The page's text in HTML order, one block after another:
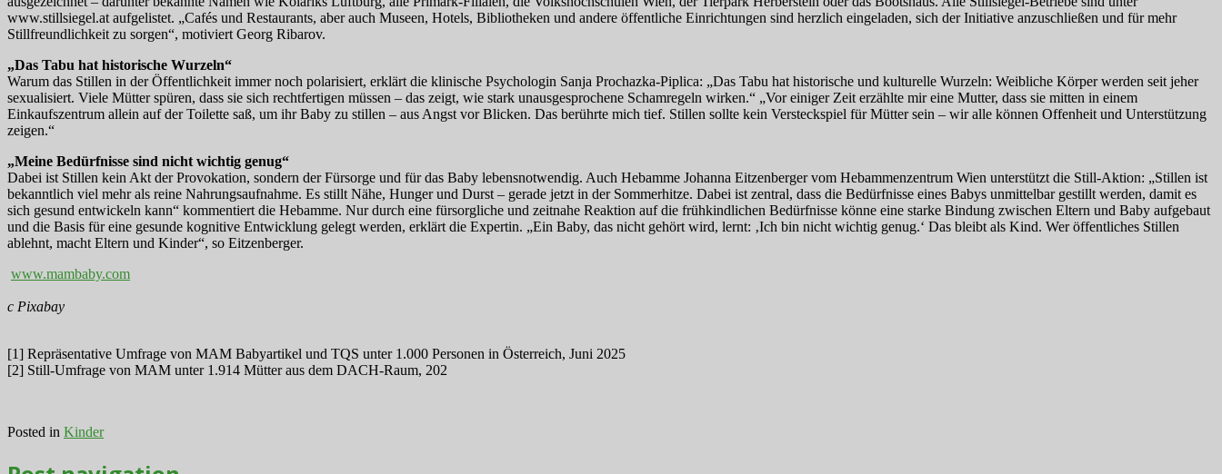
www.stillsiegel.at aufgelistet. „Cafés und Restaurants, aber auch Museen, Hotels, Bibliotheken und andere öffentliche Einrichtungen sind herzlich eingeladen, sich der Initiative anzuschließen und für mehr
Stillfreundlichkeit zu sorgen“, motiviert Georg Ribarov.
„Das Tabu hat historische Wurzeln“
Warum das Stillen in der Öffentlichkeit immer noch polarisiert, erklärt die klinische Psychologin Sanja Prochazka-Piplica: „Das Tabu hat historische und kulturelle Wurzeln: Weibliche Körper werden seit jeher
sexualisiert. Viele Mütter spüren, dass sie sich rechtfertigen müssen – das zeigt, wie stark unausgesprochene Schamregeln wirken.“ „Vor einiger Zeit erzählte mir eine Mutter, dass sie mitten in einem
Einkaufszentrum allein auf der Toilette saß, um ihr Baby zu stillen – aus Angst vor Blicken. Das berührte mich tief. Stillen sollte kein Versteckspiel für Mütter sein – wir alle können Offenheit und Unterstützung
zeigen.“
„Meine Bedürfnisse sind nicht wichtig genug“
Dabei ist Stillen kein Akt der Provokation, sondern der Fürsorge und für das Baby lebensnotwendig. Auch Hebamme Johanna Eitzenberger vom Hebammenzentrum Wien unterstützt die Still-Aktion: „Stillen ist
bekanntlich viel mehr als reine Nahrungsaufnahme. Es stillt Nähe, Hunger und Durst – gerade jetzt in der Sommerhitze. Dabei ist zentral, dass die Bedürfnisse eines Babys unmittelbar gestillt werden, damit es
sich gesund entwickeln kann“ kommentiert die Hebamme. Nur durch eine fürsorgliche und zeitnahe Reaktion auf die frühkindlichen Bedürfnisse könne eine starke Bindung zwischen Eltern und Baby aufgebaut
und die Basis für eine gesunde kognitive Entwicklung gelegt werden, erklärt die Expertin. „Ein Baby, das nicht gehört wird, lernt: ‚Ich bin nicht wichtig genug.‘ Das bleibt als Kind. Wer öffentliches Stillen
ablehnt, macht Eltern und Kinder“, so Eitzenberger.
www.mambaby.com
c Pixabay
[1] Repräsentative Umfrage von MAM Babyartikel und TQS unter 1.000 Personen in Österreich, Juni 2025
[2] Still-Umfrage von MAM unter 1.914 Mütter aus dem DACH-Raum, 202
Posted in Kinder